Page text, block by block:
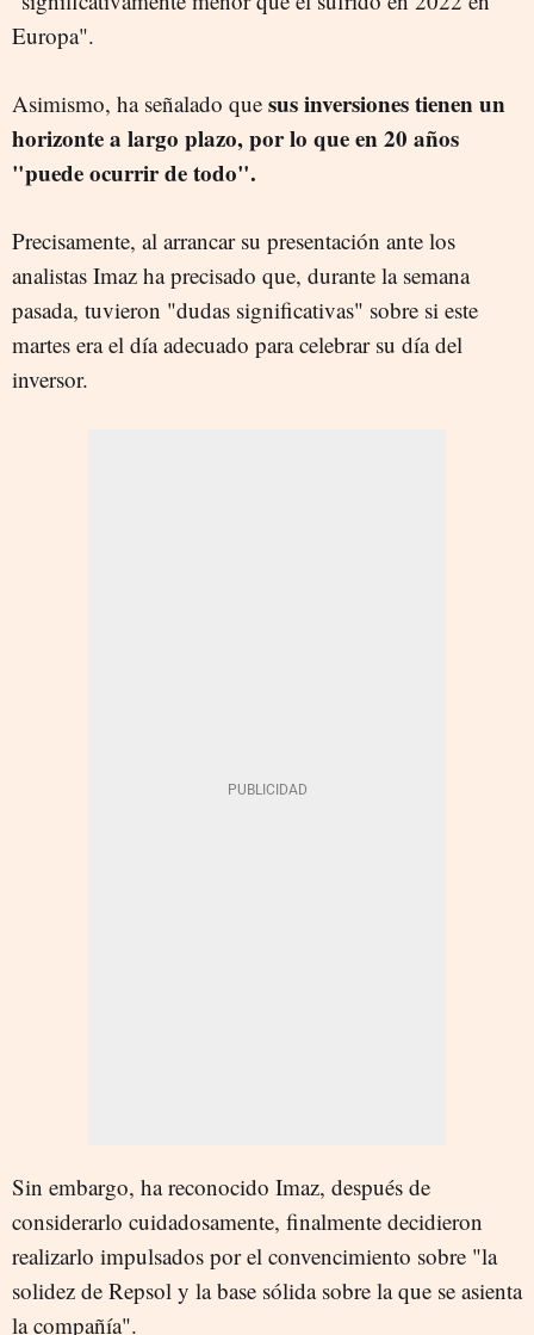
Europa".
Asimismo, ha señalado que sus inversiones tienen un
horizonte a largo plazo, por lo que en 20 años
"puede ocurrir de todo".
Precisamente, al arrancar su presentación ante los
analistas Imaz ha precisado que, durante la semana
pasada, tuvieron "dudas significativas" sobre si este
martes era el día adecuado para celebrar su día del
inversor.
Sin embargo, ha reconocido Imaz, después de
considerarlo cuidadosamente, finalmente decidieron
realizarlo impulsados por el convencimiento sobre "la
solidez de Repsol y la base sólida sobre la que se asienta
la compañía".